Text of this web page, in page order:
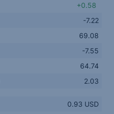
+0.58
-7.22
69.08
-7.55
64.74
2.03
0.93 USD